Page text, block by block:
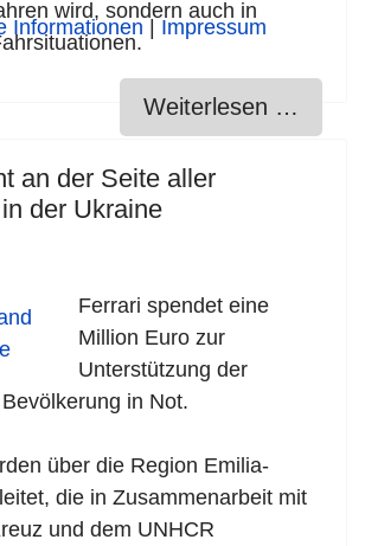
wird, sondern auch in
Weiterlesen …
an der Seite aller
der Ukraine
Ferrari spendet eine
Million Euro zur
Unterstützung der
in Not.
über die Region Emilia-
die in Zusammenarbeit mit
und dem UNHCR
Informationen | Impressum